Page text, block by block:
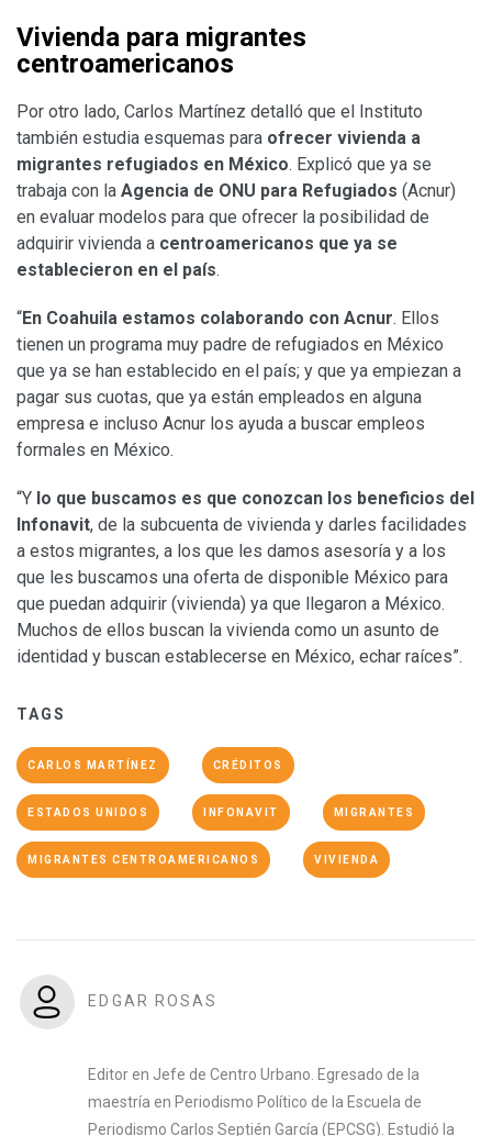
Vivienda para migrantes
centroamericanos
Por otro lado, Carlos Martínez detalló que el Instituto
también estudia esquemas para ofrecer vivienda a
migrantes refugiados en México. Explicó que ya se
trabaja con la Agencia de ONU para Refugiados (Acnur)
en evaluar modelos para que ofrecer la posibilidad de
adquirir vivienda a centroamericanos que ya se
establecieron en el país.
“En Coahuila estamos colaborando con Acnur. Ellos
tienen un programa muy padre de refugiados en México
que ya se han establecido en el país; y que ya empiezan a
pagar sus cuotas, que ya están empleados en alguna
empresa e incluso Acnur los ayuda a buscar empleos
formales en México.
“Y lo que buscamos es que conozcan los beneficios del
Infonavit, de la subcuenta de vivienda y darles facilidades
a estos migrantes, a los que les damos asesoría y a los
que les buscamos una oferta de disponible México para
que puedan adquirir (vivienda) ya que llegaron a México.
Muchos de ellos buscan la vivienda como un asunto de
identidad y buscan establecerse en México, echar raíces”.
TAGS
CARLOS MARTÍNEZ CRÉDITOS
ESTADOS UNIDOS INFONAVIT MIGRANTES
MIGRANTES CENTROAMERICANOS VIVIENDA
EDGAR ROSAS
Editor en Jefe de Centro Urbano. Egresado de la
maestría en Periodismo Político de la Escuela de
Periodismo Carlos Septién García (EPCSG). Estudió la